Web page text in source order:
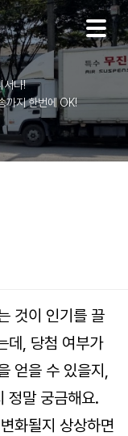
서나!
까지 한번에 OK!
것이 인기를 끌
데, 당첨 여부가
얻을 수 있을지,
정말 궁금해요.
화될지 상상하면